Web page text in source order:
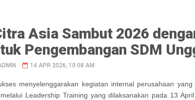
Asia Sambut 2026
Pengembangan SDM
14 APR 2026, 10:08 AM
menyelenggarakan kegiatan internal perusahaan
Leadership Training yang dilaksanakan pada 13